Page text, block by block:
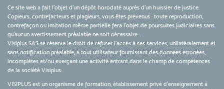
Ce site web a fait l'objet d'un dépôt horodaté auprès d'un huissier de justice.
Copieurs, contrefacteurs et plagieurs, vous êtes prévenus : toute reproduction,
contrefaçon ou imitation même partielle fera l'objet de poursuites judiciaires sans
qu’aucun avertissement préalable ne soit nécessaire...
Visiplus SAS se réserve le droit de refuser l'accès à ses services, unilatéralement et
sans notification préalable, à tout utilisateur fournissant des données erronées,
incomplètes et/ou exerçant une activité entrant dans le champ de compétences
de la société Visiplus.
VISIPLUS est un organisme de formation, établissement privé d’enseignement à